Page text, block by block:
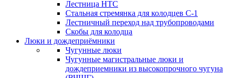
Лестница НТС
Стальная стремянка для колодцев С-1
Лестничный переход над трубопроводами
Скобы для колодца
Люки и дождеприёмники
Чугунные люки
Чугунные магистральные люки и
дождеприемники из высокопрочного чугуна